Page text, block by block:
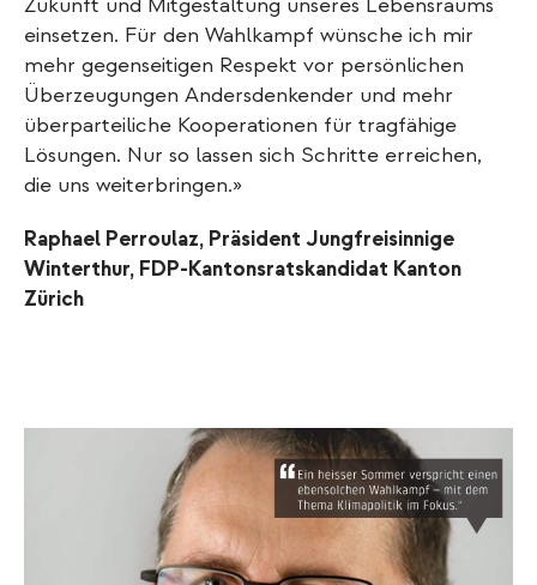
Zukunft und Mitgestaltung unseres Lebensraums
einsetzen. Für den Wahlkampf wünsche ich mir
mehr gegenseitigen Respekt vor persönlichen
Überzeugungen Andersdenkender und mehr
überparteiliche Kooperationen für tragfähige
Lösungen. Nur so lassen sich Schritte erreichen,
die uns weiterbringen.»
Raphael Perroulaz, Präsident Jungfreisinnige
Winterthur, FDP-Kantonsratskandidat Kanton
Zürich